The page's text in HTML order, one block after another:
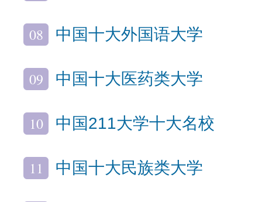
08 中国十大外国语大学
09 中国十大医药类大学
10 中国211大学十大名校
11 中国十大民族类大学